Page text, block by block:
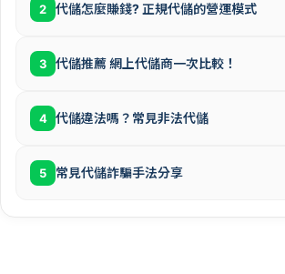
2 代儲怎麼賺錢? 正規代儲的營運模式
3 代儲推薦 網上代儲商一次比較！
4 代儲違法嗎？常見非法代儲
5 常見代儲詐騙手法分享